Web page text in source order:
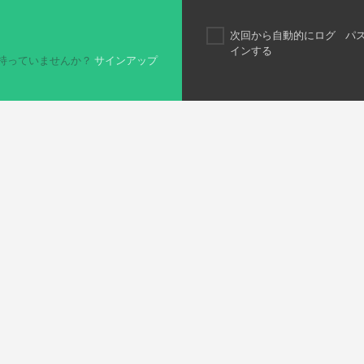
っていませんか？ サインアップ
次回から自動的にログ
インする
パ